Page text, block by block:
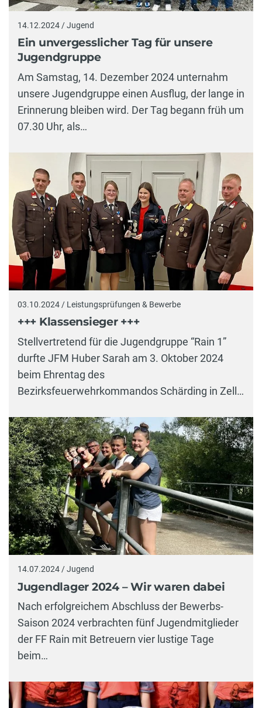
14.12.2024 / Jugend
Ein unvergesslicher Tag für unsere
Jugendgruppe
Am Samstag, 14. Dezember 2024 unternahm
unsere Jugendgruppe einen Ausflug, der lange in
Erinnerung bleiben wird. Der Tag begann früh um
07.30 Uhr, als…
03.10.2024 / Leistungsprüfungen & Bewerbe
+++ Klassensieger +++
Stellvertretend für die Jugendgruppe “Rain 1”
durfte JFM Huber Sarah am 3. Oktober 2024
beim Ehrentag des
Bezirksfeuerwehrkommandos Schärding in Zell…
14.07.2024 / Jugend
Jugendlager 2024 – Wir waren dabei
Nach erfolgreichem Abschluss der Bewerbs-
Saison 2024 verbrachten fünf Jugendmitglieder
der FF Rain mit Betreuern vier lustige Tage
beim…